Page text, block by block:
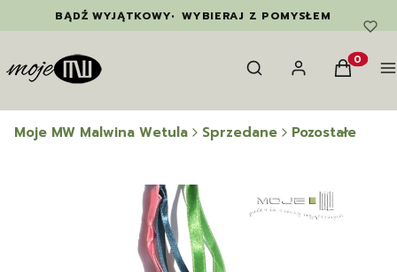
BĄDŹ WYJĄTKOWY• WYBIERAJ Z POMYSŁEM
Otwórz wyszukiwarkę
Szukaj Zaloguj sięKoszyk
Moje MW Malwina Wetula Sprzedane Pozostałe